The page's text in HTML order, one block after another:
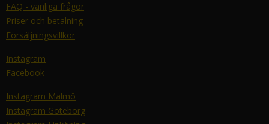
FAQ - vanliga frågor
Priser och betalning
Försäljningsvillkor
Instagram
Facebook
Instagram Malmö
Instagram Göteborg